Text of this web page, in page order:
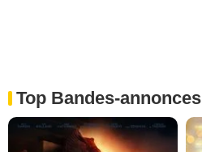
Top Bandes-annonces